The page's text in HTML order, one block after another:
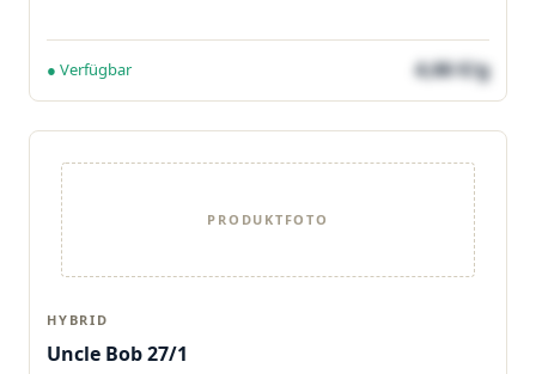
● Verfügbar 4,66 €/g
PRODUKTFOTO
HYBRID
Uncle Bob 27/1